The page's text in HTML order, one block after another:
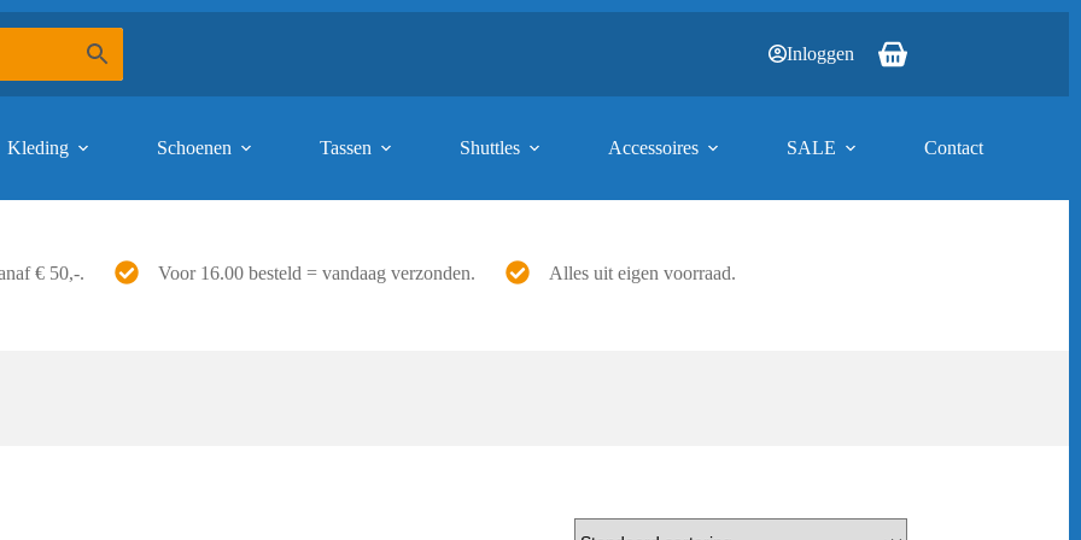
Inloggen Winkelwagen
Kleding Schoenen Tassen Shuttles Accessoires SALE Contact
€ 50,-. Voor 16.00 besteld = vandaag verzonden. Alles uit eigen voorraad.